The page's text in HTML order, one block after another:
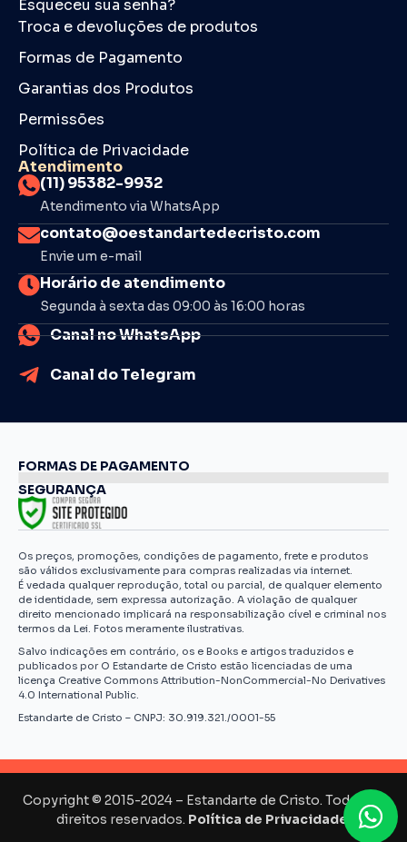
Esqueceu sua senha?
Troca e devoluções de produtos
Formas de Pagamento
Garantias dos Produtos
Permissões
Política de Privacidade
Atendimento
(11) 95382-9932
Atendimento via WhatsApp
contato@oestandartedecristo.com
Envie um e-mail
Horário de atendimento
Segunda à sexta das 09:00 às 16:00 horas
Canal no WhatsApp
Canal do Telegram
FORMAS DE PAGAMENTO
SEGURANÇA
Os preços, promoções, condições de pagamento, frete e produtos
são válidos exclusivamente para compras realizadas via internet.
É vedada qualquer reprodução, total ou parcial, de qualquer elemento
de identidade, sem expressa autorização. A violação de qualquer
direito mencionado implicará na responsabilização cível e criminal nos
termos da Lei. Fotos meramente ilustrativas.
Salvo indicações em contrário, os e Books e artigos traduzidos e
publicados por O Estandarte de Cristo estão licenciadas de uma
licença Creative Commons Attribution-NonCommercial-No Derivatives
4.0 International Public.
Estandarte de Cristo – CNPJ: 30.919.321./0001-55
Copyright © 2015-2024 – Estandarte de Cristo. Todos os
direitos reservados. Política de Privacidade.